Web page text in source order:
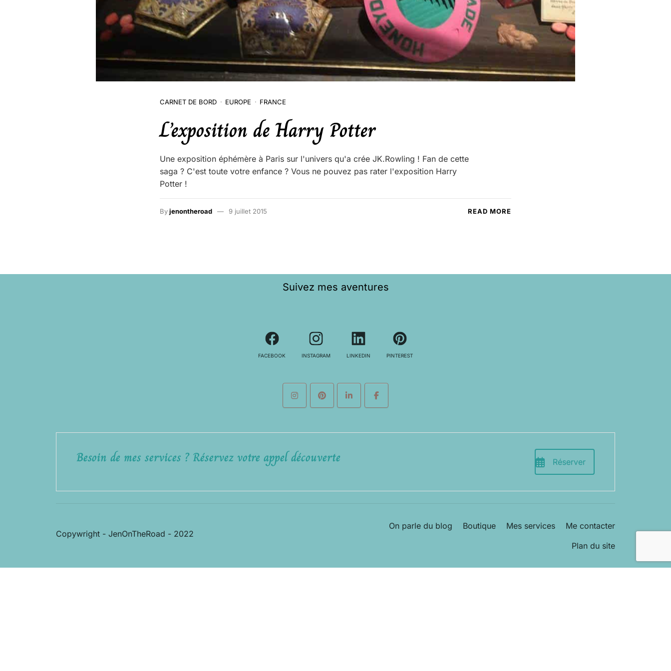
CARNET DE BORD EUROPE FRANCE
L’exposition de Harry Potter
Une exposition éphémère à Paris sur l'univers qu'a crée JK.Rowling ! Fan de cette
saga ? C'est toute votre enfance ? Vous ne pouvez pas rater l'exposition Harry
Potter !
Byjenontheroad 9 juillet 2015 READ MORE
Suivez mes aventures
FACEBOOK INSTAGRAM LINKEDIN PINTEREST
Besoin de mes services ? Réservez votre appel découverte Réserver
On parle du blog Boutique Mes services
Me contacter
Plan du site
Copywright - JenOnTheRoad - 2022